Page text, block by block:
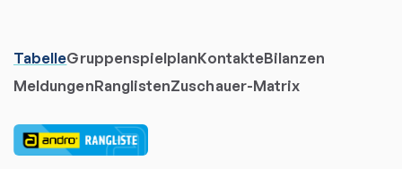
TabelleGruppenspielplanKontakteBilanzen
MeldungenRanglistenZuschauer-Matrix